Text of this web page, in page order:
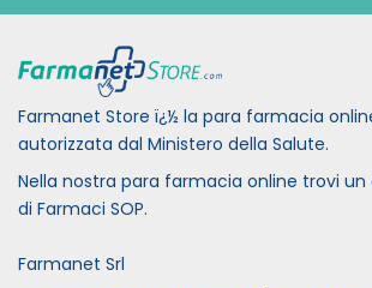
Farmanet Store ï¿½ la para farmacia
autorizzata dal Ministero della Salute.
Nella nostra para farmacia online trovi
di Farmaci SOP.
Farmanet Srl